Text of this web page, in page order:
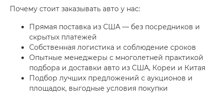
Почему стоит заказывать авто у нас:
Прямая поставка из США — без посредников и
скрытых платежей
Собственная логистика и соблюдение сроков
Опытные менеджеры с многолетней практикой
подбора и доставки авто из США, Кореи и Китая
Подбор лучших предложений с аукционов и
площадок, выгодные условия покупки